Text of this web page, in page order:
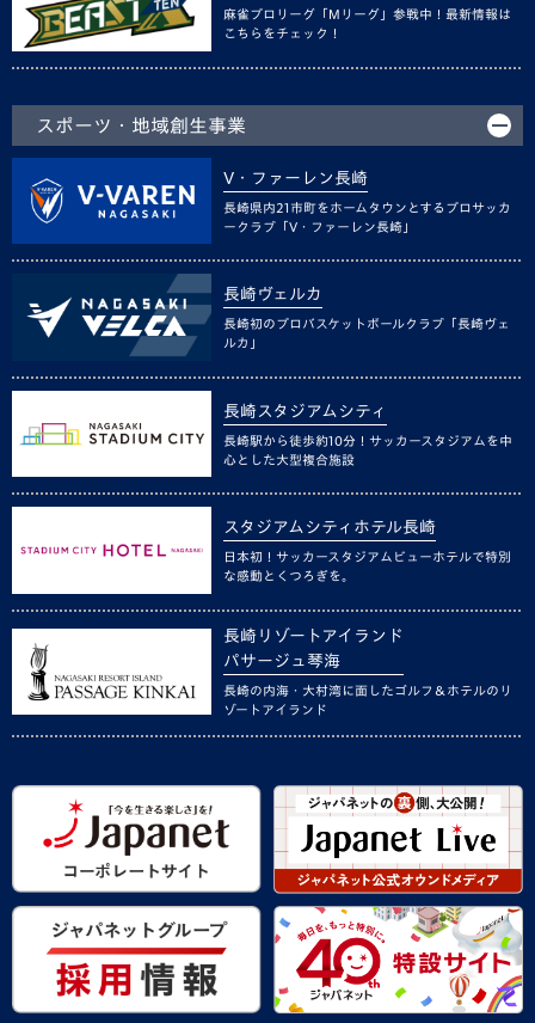
麻雀プロリーグ「Mリーグ」参戦中！最新情報は
こちらをチェック！
スポーツ・地域創生事業
V・ファーレン長崎
長崎県内21市町をホームタウンとするプロサッカ
ークラブ「V・ファーレン長崎」
長崎ヴェルカ
長崎初のプロバスケットボールクラブ「長崎ヴェ
ルカ」
長崎スタジアムシティ
長崎駅から徒歩約10分！サッカースタジアムを中
心とした大型複合施設
スタジアムシティホテル長崎
日本初！サッカースタジアムビューホテルで特別
な感動とくつろぎを。
長崎リゾートアイランド
パサージュ琴海
長崎の内海・大村湾に面したゴルフ＆ホテルのリ
ゾートアイランド